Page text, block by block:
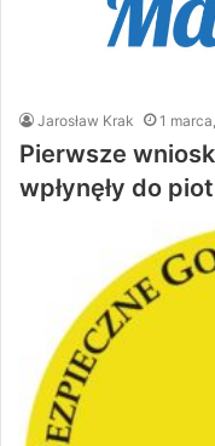
Jarosław Krak 1
Pierwsze
wpłynęły do